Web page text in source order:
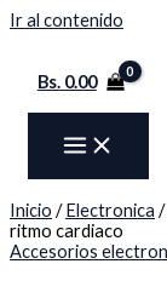
Ir al contenido
Bs.0.00
Inicio /Electronica /
ritmo cardiaco
Accesorios